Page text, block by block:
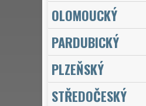
OLOMOUCKÝ
PARDUBICKÝ
PLZEŇSKÝ
STŘEDOČESKÝ